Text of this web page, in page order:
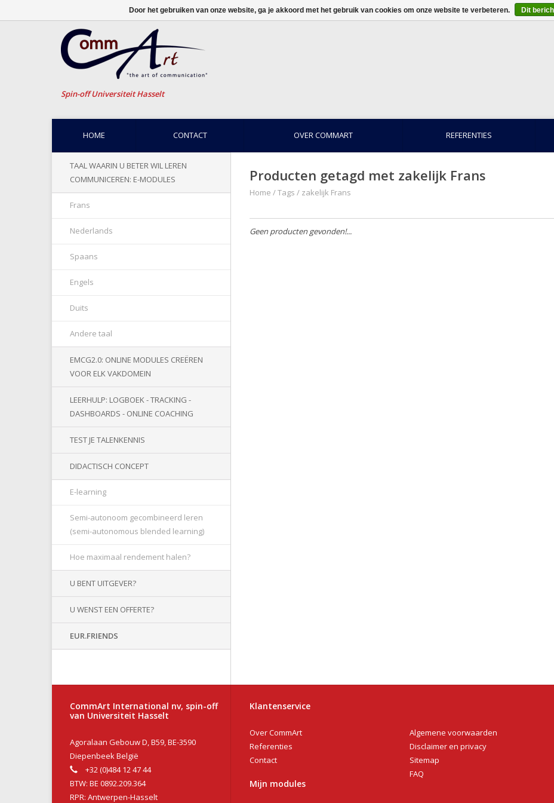
Spin-off Universiteit Hasselt
HOME CONTACT OVER COMMART REFERENTIES
TAAL WAARIN U BETER WIL LEREN
COMMUNICEREN: E-MODULES
Frans
Nederlands
Spaans
Engels
Duits
Andere taal
EMCG2.0: ONLINE MODULES CREËREN
VOOR ELK VAKDOMEIN
LEERHULP: LOGBOEK - TRACKING -
DASHBOARDS - ONLINE COACHING
TEST JE TALENKENNIS
DIDACTISCH CONCEPT
E-learning
Semi-autonoom gecombineerd leren
(semi-autonomous blended learning)
Hoe maximaal rendement halen?
U BENT UITGEVER?
U WENST EEN OFFERTE?
EUR.FRIENDS
Producten getagd met zakelijk Frans
Home /Tags / zakelijk Frans
Geen producten gevonden!...
CommArt International nv, spin-off
van Universiteit Hasselt
Agoralaan Gebouw D, B59, BE-3590
Diepenbeek België
+32 (0)484 12 47 44
BTW: BE 0892.209.364
RPR: Antwerpen-Hasselt
Klantenservice
Over CommArt
Referenties
Contact
Mijn modules
Algemene voorwaarden
Disclaimer en privacy
Sitemap
FAQ
Door het gebruiken van onze website, ga je akkoord met het gebruik van cookies om onze website te verbeteren. Dit